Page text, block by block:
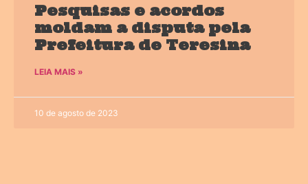
Pesquisas e acordos
moldam a disputa pela
Prefeitura de Teresina
LEIA MAIS »
10 de agosto de 2023